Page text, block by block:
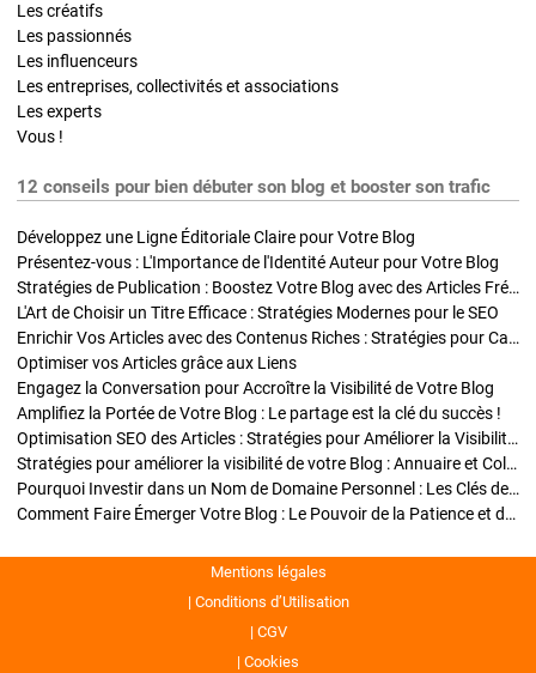
Les créatifs
Les passionnés
Les influenceurs
Les entreprises, collectivités et associations
Les experts
Vous !
12 conseils pour bien débuter son blog et booster son trafic
Développez une Ligne Éditoriale Claire pour Votre Blog
Présentez-vous : L'Importance de l'Identité Auteur pour Votre Blog
Stratégies de Publication : Boostez Votre Blog avec des Articles Fréquents et Exclusifs
L'Art de Choisir un Titre Efficace : Stratégies Modernes pour le SEO
Enrichir Vos Articles avec des Contenus Riches : Stratégies pour Captiver et Optimiser
Optimiser vos Articles grâce aux Liens
Engagez la Conversation pour Accroître la Visibilité de Votre Blog
Amplifiez la Portée de Votre Blog : Le partage est la clé du succès !
Optimisation SEO des Articles : Stratégies pour Améliorer la Visibilité de Votre Blog
Stratégies pour améliorer la visibilité de votre Blog : Annuaire et Collaborations
Pourquoi Investir dans un Nom de Domaine Personnel : Les Clés de la Réussite de Votre Blog
Comment Faire Émerger Votre Blog : Le Pouvoir de la Patience et de la Persévérance
Mentions légales
Conditions d’Utilisation
CGV
Cookies